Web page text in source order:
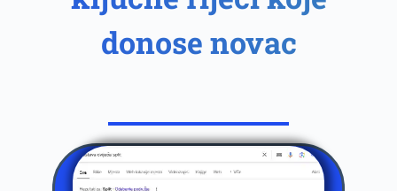
donose novac